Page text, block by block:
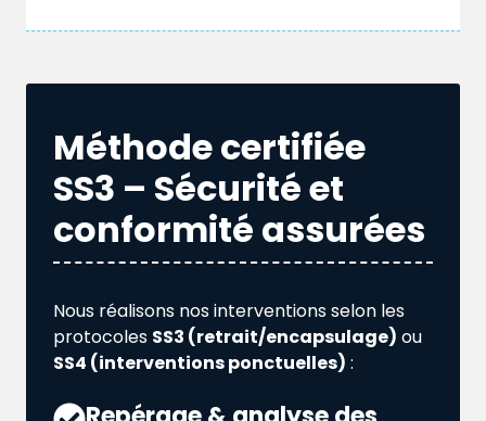
Méthode certifiée
SS3 – Sécurité et
conformité assurées
Nous réalisons nos interventions selon les
protocoles SS3 (retrait/encapsulage) ou
SS4 (interventions ponctuelles) :